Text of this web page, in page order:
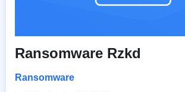
Ransomware Rzkd
Ransomware